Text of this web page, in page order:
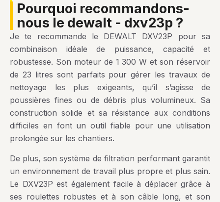
pourquoi recommandons-
nous le dewalt - dxv23p ?
Je te recommande le DEWALT DXV23P pour sa
combinaison idéale de puissance, capacité et
robustesse. Son moteur de 1 300 W et son réservoir
de 23 litres sont parfaits pour gérer les travaux de
nettoyage les plus exigeants, qu’il s’agisse de
poussières fines ou de débris plus volumineux. Sa
construction solide et sa résistance aux conditions
difficiles en font un outil fiable pour une utilisation
prolongée sur les chantiers.
De plus, son système de filtration performant garantit
un environnement de travail plus propre et plus sain.
Le DXV23P est également facile à déplacer grâce à
ses roulettes robustes et à son câble long, et son